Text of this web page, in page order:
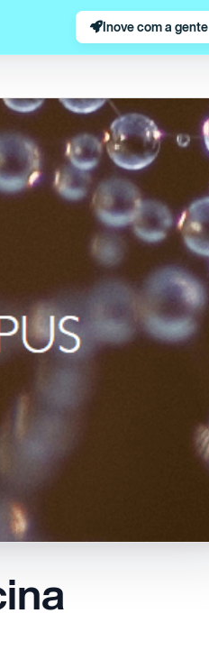
Inove com a gente